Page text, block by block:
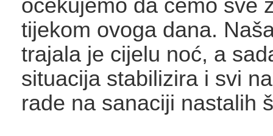
očekujemo da ćemo sve
tijekom ovoga dana.
trajala je cijelu noć, a
situacija stabilizira i svi
rade na sanaciji nastalih